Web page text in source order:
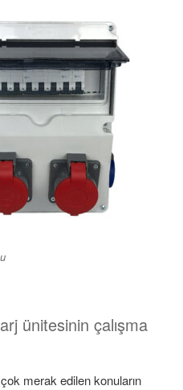
ünitesinin çalışma
merak edilen konuların